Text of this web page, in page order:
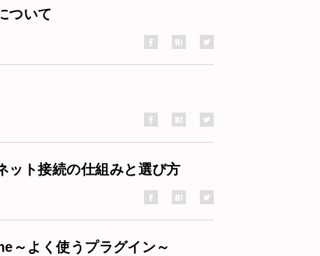
ついて
ット接続の仕組みと選び方
～よく使うプラグイン～